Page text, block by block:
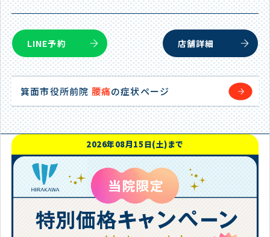
LINE予約 店舗詳細
箕面市役所前院 腰痛の症状ページ
2026年08月15日(土)まで